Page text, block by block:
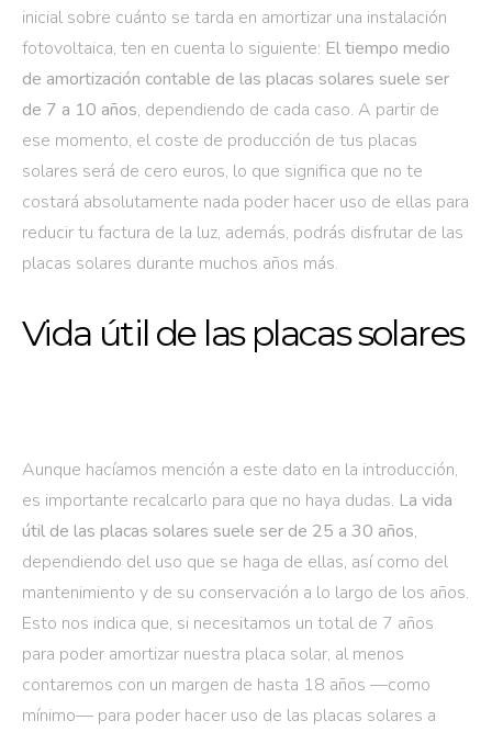
inicial sobre cuánto se tarda en amortizar una instalación
fotovoltaica, ten en cuenta lo siguiente: El tiempo medio
de amortización contable de las placas solares suele ser
de 7 a 10 años, dependiendo de cada caso. A partir de
ese momento, el coste de producción de tus placas
solares será de cero euros, lo que significa que no te
costará absolutamente nada poder hacer uso de ellas para
reducir tu factura de la luz, además, podrás disfrutar de las
placas solares durante muchos años más.
Vida útil de las placas solares
Aunque hacíamos mención a este dato en la introducción,
es importante recalcarlo para que no haya dudas. La vida
útil de las placas solares suele ser de 25 a 30 años,
dependiendo del uso que se haga de ellas, así como del
mantenimiento y de su conservación a lo largo de los años.
Esto nos indica que, si necesitamos un total de 7 años
para poder amortizar nuestra placa solar, al menos
contaremos con un margen de hasta 18 años —como
mínimo— para poder hacer uso de las placas solares a